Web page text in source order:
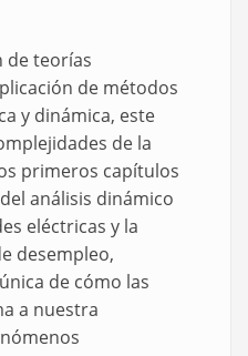
de teorías
de métodos
y dinámica, este
de la
primeros capítulos
análisis dinámico
eléctricas y la
desempleo,
de cómo las
a nuestra